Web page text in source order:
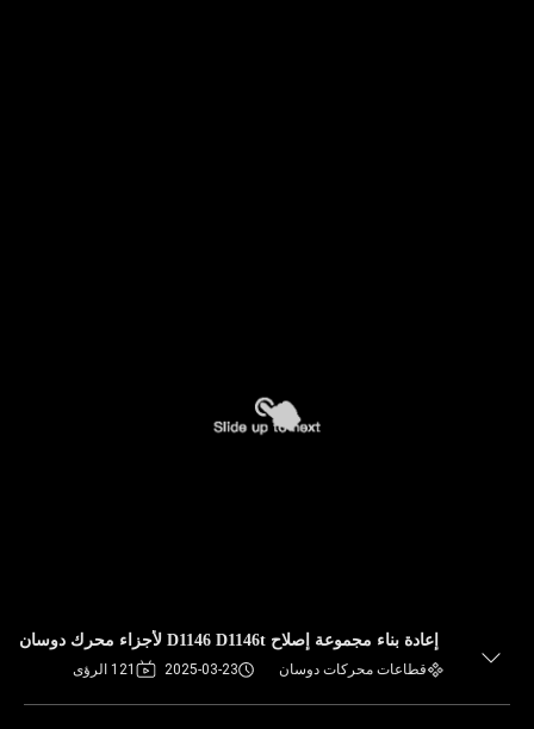
إعادة بناء مجموعة إصلاح D1146 D1146t لأجزاء محرك دوسان
قطاعات محركات دوسان 2025-03-23 121 الرؤى